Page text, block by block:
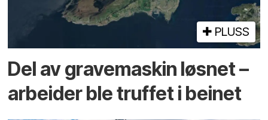
PLUSS
Del av grave­maskin løsnet –
arbeider ble truffet i beinet